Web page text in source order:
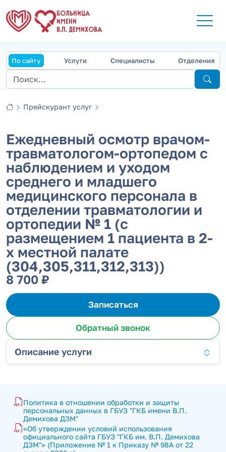
БОЛЬНИЦА
ИМЕНИ
В.П. ДЕМИХОВА
По сайту Услуги Специалисты Отделения
Прейскурант услуг
Ежедневный осмотр врачом-
травматологом-ортопедом с
наблюдением и уходом
среднего и младшего
медицинского персонала в
отделении травматологии и
ортопедии № 1 (с
размещением 1 пациента в 2-
х местной палате
(304,305,311,312,313))
8 700 ₽
Записаться
Обратный звонок
Описание услуги
Политика в отношении обработки и защиты
персональных данных в ГБУЗ "ГКБ имени В.П.
Демихова ДЗМ"
«Об утверждении условий использования
официального сайта ГБУЗ "ГКБ им. В.П. Демихова
ДЗМ"» (Приложение № 1 к Приказу № 98А от 22